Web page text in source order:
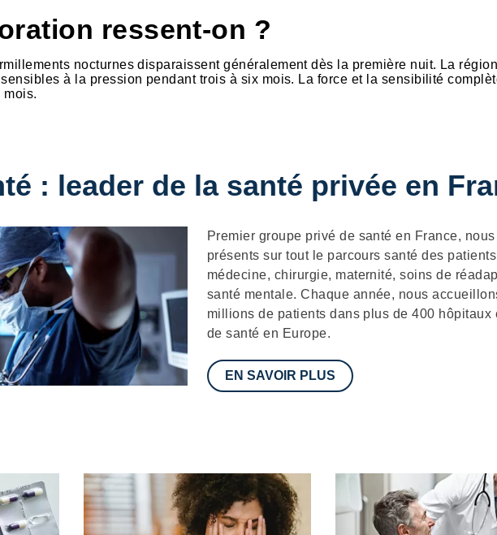
ressent-on ?
nocturnes disparaissent généralement dès la première nuit. La
à la pression pendant trois à six mois. La force et la sensibilité
mois.
: leader de la santé privée en
Description
Premier groupe privé de santé en France,
présents sur tout le parcours santé des
médecine, chirurgie, maternité, soins de
santé mentale. Chaque année, nous
millions de patients dans plus de 400 hôpitaux
de santé en Europe.
EN SAVOIR PLUS